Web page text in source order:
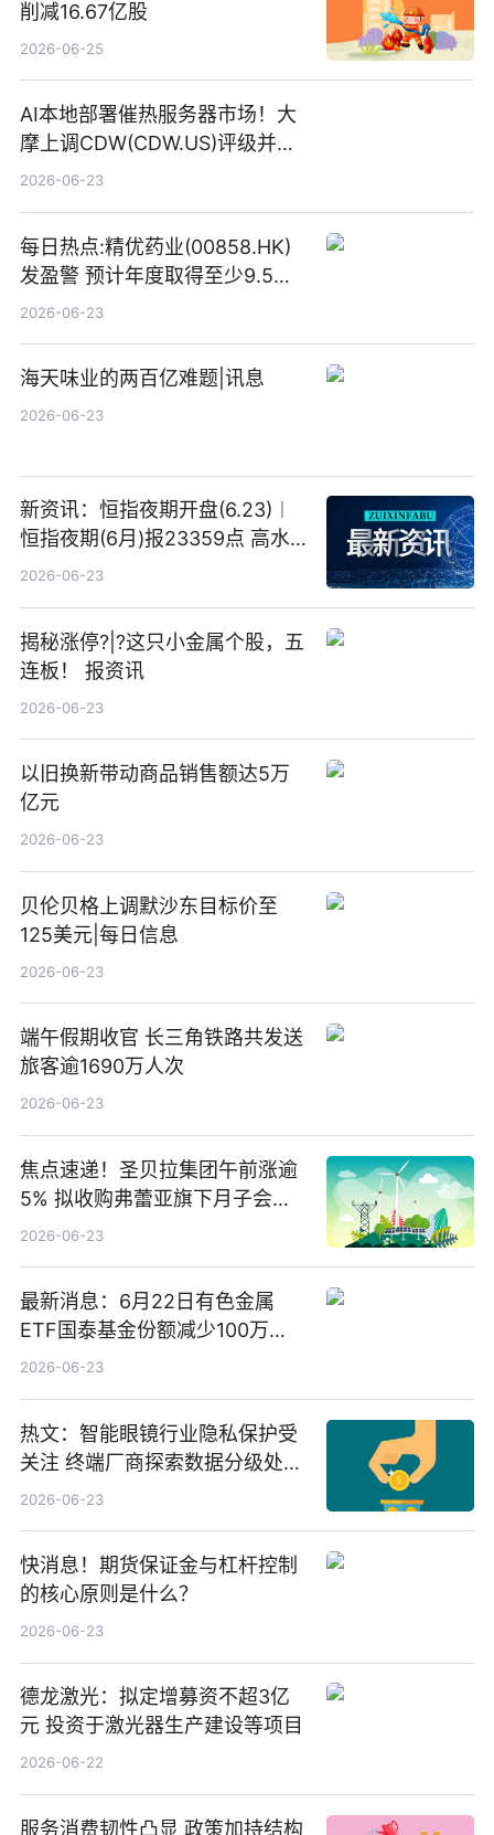
削减16.67亿股
2026-06-25
AI本地部署催热服务器市场！大
摩上调CDW(CDW.US)评级并看
高IBM(IBM.US)戴尔(DELL.US)
2026-06-23
每日热点:精优药业(00858.HK)
发盈警 预计年度取得至少9.5亿
港元的亏损 同比盈转亏
2026-06-23
海天味业的两百亿难题|讯息
2026-06-23
新资讯：恒指夜期开盘(6.23)︱
恒指夜期(6月)报23359点 高水
23点
2026-06-23
揭秘涨停?|?这只小金属个股，五
连板！ 报资讯
2026-06-23
以旧换新带动商品销售额达5万
亿元
2026-06-23
贝伦贝格上调默沙东目标价至
125美元|每日信息
2026-06-23
端午假期收官 长三角铁路共发送
旅客逾1690万人次
2026-06-23
焦点速递！圣贝拉集团午前涨逾
5% 拟收购弗蕾亚旗下月子会所
业务少数股权
2026-06-23
最新消息：6月22日有色金属
ETF国泰基金份额减少100万
份，重仓股紫金矿业、洛阳钼
2026-06-23
热文：智能眼镜行业隐私保护受
关注 终端厂商探索数据分级处理
等方案
2026-06-23
快消息！期货保证金与杠杆控制
的核心原则是什么？
2026-06-23
德龙激光：拟定增募资不超3亿
元 投资于激光器生产建设等项目
2026-06-22
服务消费韧性凸显 政策加持结构